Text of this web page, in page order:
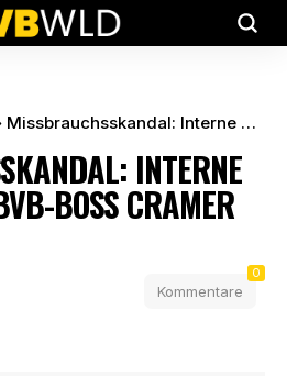
Missbrauchsskandal: Interne Mail bringt BVB-Boss Cramer unter Druck
INTERNE
BOSS CRAMER
Kommentare
0